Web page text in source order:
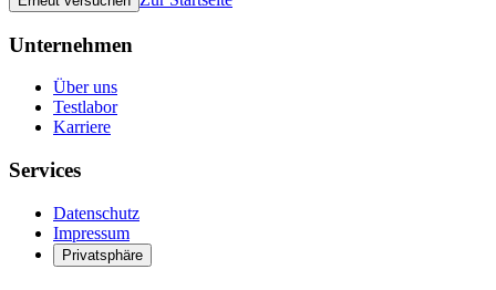
Unternehmen
Über uns
Testlabor
Karriere
Services
Datenschutz
Impressum
Privatsphäre